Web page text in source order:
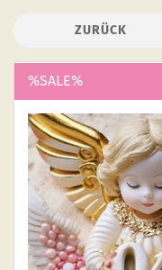
ZURÜCK
%SALE%